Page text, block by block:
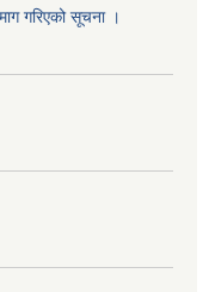
गरिएको सूचना ।